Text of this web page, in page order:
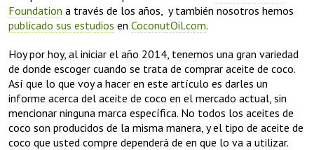
Foundation a través de los años, y también nosotros hemos
publicado sus estudios en CoconutOil.com.
Hoy por hoy, al iniciar el año 2014, tenemos una gran variedad
de donde escoger cuando se trata de comprar aceite de coco.
Así que lo que voy a hacer en este artículo es darles un
informe acerca del aceite de coco en el mercado actual, sin
mencionar ninguna marca específica. No todos los aceites de
coco son producidos de la misma manera, y el tipo de aceite de
coco que usted compre dependerá de en que lo va a utilizar.